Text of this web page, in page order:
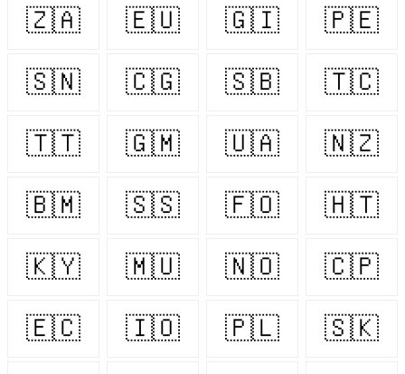
🇿🇦 🇪🇺 🇬🇮 🇵🇪
🇸🇳 🇨🇬 🇸🇧 🇹🇨
🇹🇹 🇬🇲 🇺🇦 🇳🇿
🇧🇲 🇸🇸 🇫🇴 🇭🇹
🇰🇾 🇲🇺 🇳🇴 🇨🇵
🇪🇨 🇮🇴 🇵🇱 🇸🇰